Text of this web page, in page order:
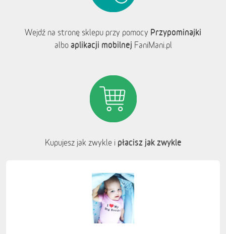
Wejdź na stronę sklepu przy pomocy Przypominajki
albo aplikacji mobilnej FaniMani.pl
Kupujesz jak zwykle i płacisz jak zwykle